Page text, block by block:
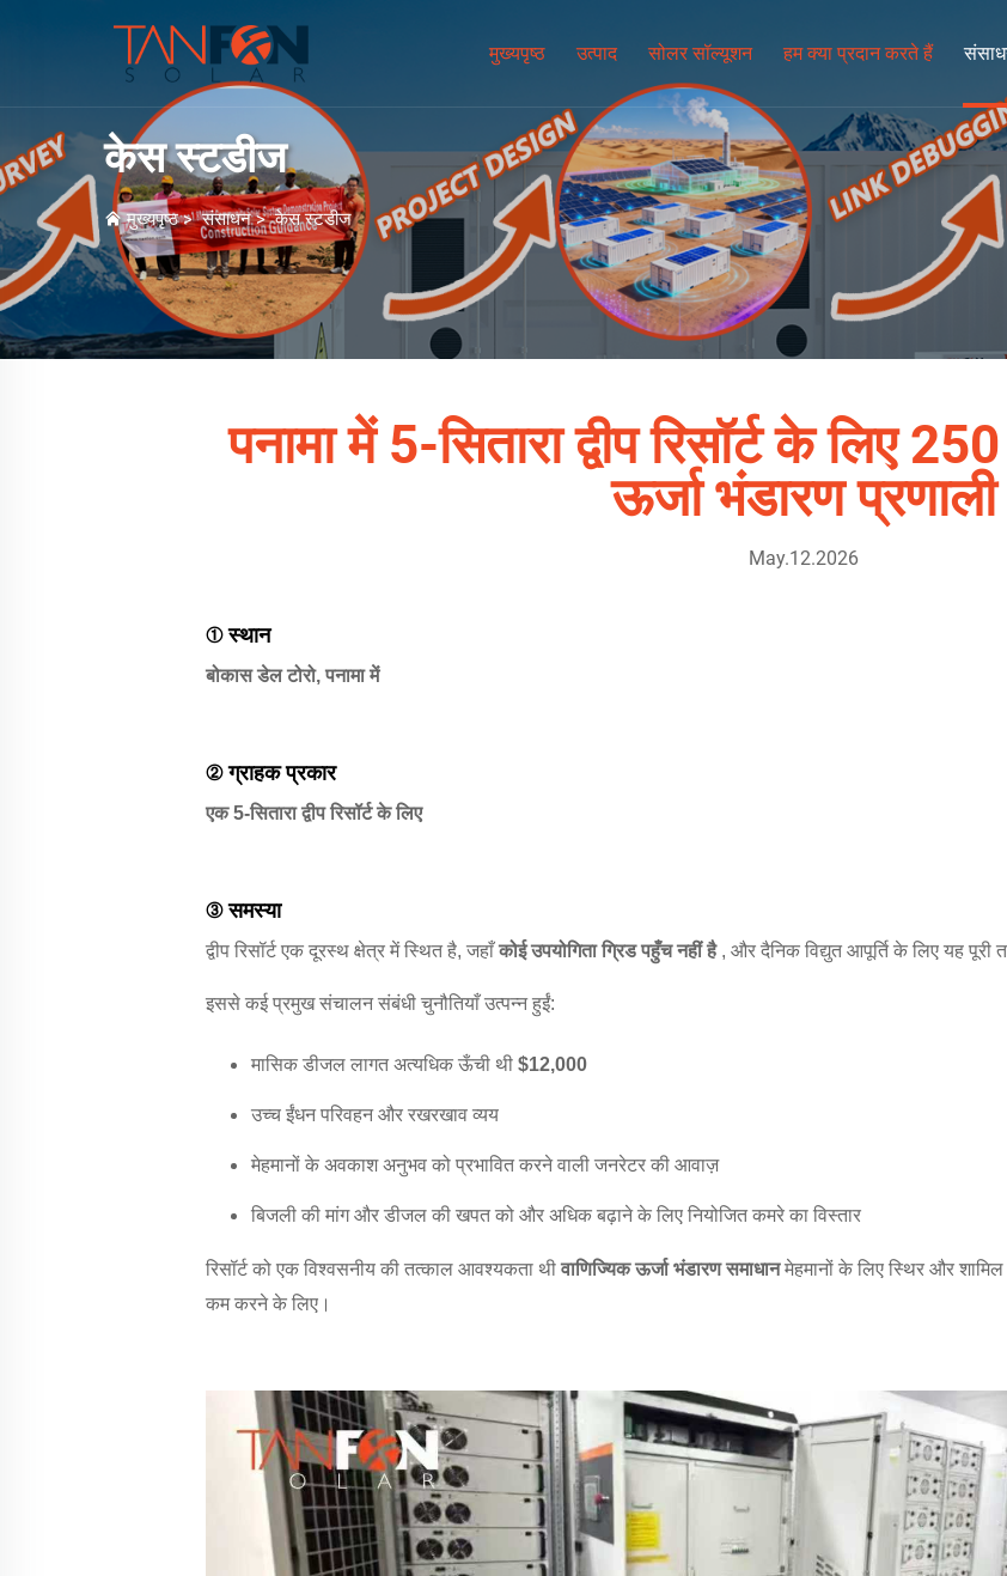
मुख्यपृष्ठ उत्पाद सोलर सॉल्यूशन हम क्या प्रदान करते हैं
केस स्टडीज
मुख्यपृष्ठ>संसाधन>केस स्टडीज
पनामा में 5-सितारा द्वीप रिसॉर्ट के लिए
ऊर्जा भंडारण प्रणाली
May.12.2026
① स्थान
बोकास डेल टोरो, पनामा में
② ग्राहक प्रकार
एक 5-सितारा द्वीप रिसॉर्ट के लिए
③ समस्या
द्वीप रिसॉर्ट एक दूरस्थ क्षेत्र में स्थित है, जहाँकोई उपयोगिता ग्रिड पहुँच नहीं है , और दैनिक विद्युत आपूर्ति के लिए यह पूरी
इससे कई प्रमुख संचालन संबंधी चुनौतियाँ उत्पन्न हुईं:
मासिक डीजल लागत अत्यधिक ऊँची थी $12,000
उच्च ईंधन परिवहन और रखरखाव व्यय
मेहमानों के अवकाश अनुभव को प्रभावित करने वाली जनरेटर की आवाज़
बिजली की मांग और डीजल की खपत को और अधिक बढ़ाने के लिए नियोजित कमरे का विस्तार
रिसॉर्ट को एक विश्वसनीय की तत्काल आवश्यकता थीवाणिज्यिक ऊर्जा भंडारण समाधानमेहमानों के लिए स्थिर और
कम करने के लिए।